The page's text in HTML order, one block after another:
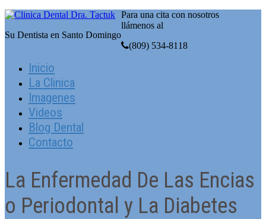
Su Dentista en Santo Domingo
Para una cita con nosotros
llámenos al
(809) 534-8118
Inicio
La Clinica
Imagenes
Videos
Blog Dental
Contacto
La Enfermedad De Las Encias
o Periodontal y La Diabetes